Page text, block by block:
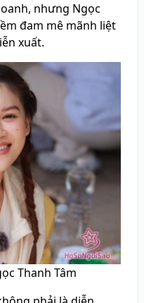
nhưng Ngọc
đam mê mãnh liệt
xuất.
Thanh Tâm